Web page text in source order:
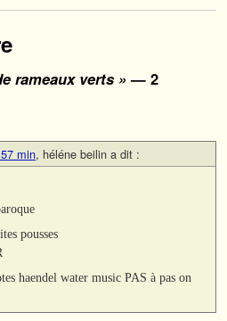
rameaux verts » — 2
min, héléne beilin a dit :
pousses
haendel water music PAS à pas on